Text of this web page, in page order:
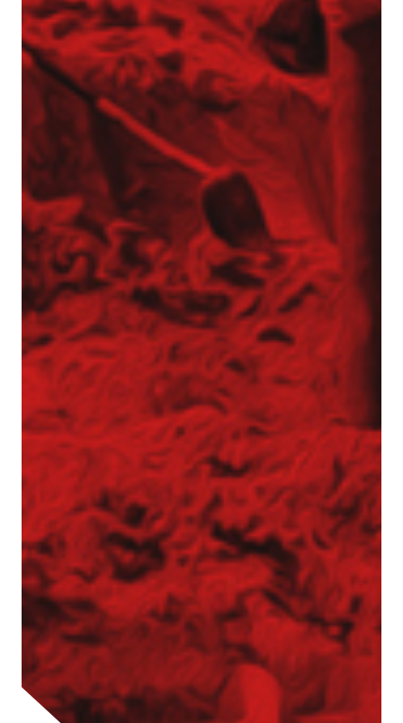
Start
Technologie
Usługi geotechniczne
Wzmacnianie gruntu i fundamentowanie
specjalne
Kolumny DSM
Kolumny jet-grouting
Mikropale
Pale CFA – fundamentowanie bez wibracji
i hałasu
Pale przemieszczeniowe
Pale VDW
Zabezpieczenia wykopów
Kotwy gruntowe
Mury oporowe – trwała stabilizacja skarp i
nasypów
Palisady – stabilizacja wykopów w
trudnych warunkach gruntowych
Ścianki szczelne
Ściany berlińskie
Zabezpieczenie skarp i zboczy
Dreny